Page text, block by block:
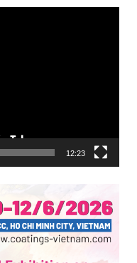
12:23